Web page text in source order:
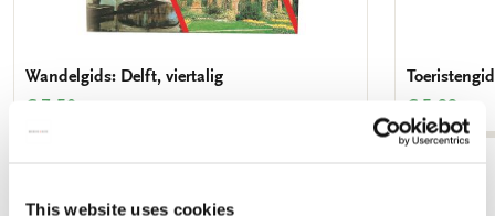
This website uses cookies
Wandelgids: Delft, viertalig
€ 7,50 € 5,99